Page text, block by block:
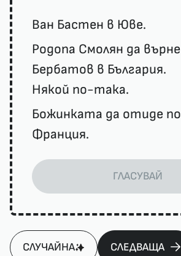
Ван Бастен в Юве.
Родопа Смолян да върне
Бербатов в България.
Някой по-така.
Божинката да отиде по
Франция.
ГЛАСУВАЙ
СЛУЧАЙНА СЛЕДВАЩА